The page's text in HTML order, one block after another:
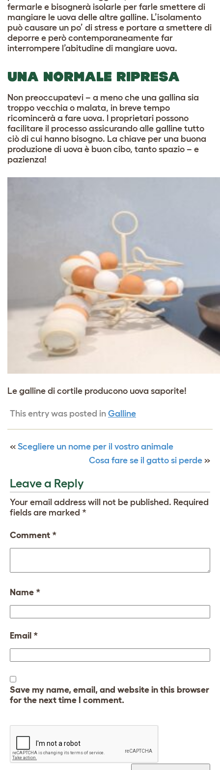
fermarle e bisognerà isolarle per farle smettere di
mangiare le uova delle altre galline. L’isolamento
può causare un po’ di stress e portare a smettere di
deporre e però contemporaneamente far
interrompere l’abitudine di mangiare uova.
UNA NORMALE RIPRESA
Non preoccupatevi – a meno che una gallina sia
troppo vecchia o malata, in breve tempo
ricomincerà a fare uova. I proprietari possono
facilitare il processo assicurando alle galline tutto
ciò di cui hanno bisogno. La chiave per una buona
produzione di uova è buon cibo, tanto spazio – e
pazienza!
Le galline di cortile producono uova saporite!
This entry was posted in Galline
« Scegliere un nome per il vostro animale
Cosa fare se il gatto si perde »
Leave a Reply
Your email address will not be published. Required
fields are marked *
Comment *
Name *
Email *
Save my name, email, and website in this browser
for the next time I comment.